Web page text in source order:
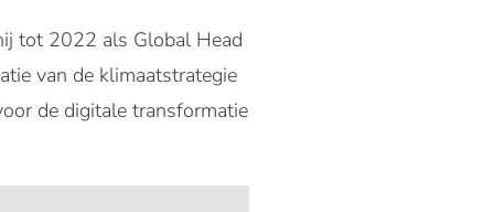
tot 2022 als Global Head
van de klimaatstrategie
de digitale transformatie